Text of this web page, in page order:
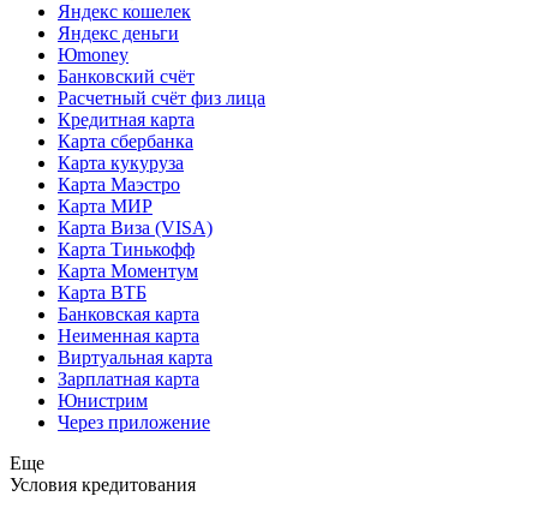
Яндекс кошелек
Яндекс деньги
Юmoney
Банковский счёт
Расчетный счёт физ лица
Кредитная карта
Карта сбербанка
Карта кукуруза
Карта Маэстро
Карта МИР
Карта Виза (VISA)
Карта Тинькофф
Карта Моментум
Карта ВТБ
Банковская карта
Неименная карта
Виртуальная карта
Зарплатная карта
Юнистрим
Через приложение
Еще
Условия кредитования